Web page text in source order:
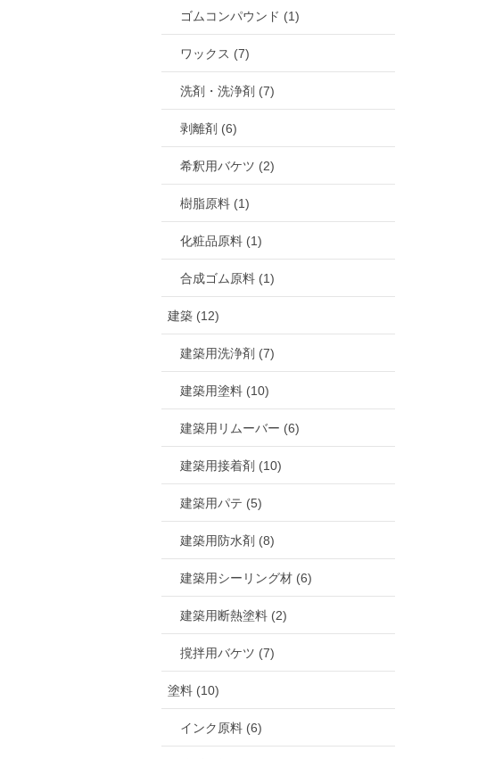
ゴムコンパウンド (1)
ワックス (7)
洗剤・洗浄剤 (7)
剥離剤 (6)
希釈用バケツ (2)
樹脂原料 (1)
化粧品原料 (1)
合成ゴム原料 (1)
建築 (12)
建築用洗浄剤 (7)
建築用塗料 (10)
建築用リムーバー (6)
建築用接着剤 (10)
建築用パテ (5)
建築用防水剤 (8)
建築用シーリング材 (6)
建築用断熱塗料 (2)
撹拌用バケツ (7)
塗料 (10)
インク原料 (6)